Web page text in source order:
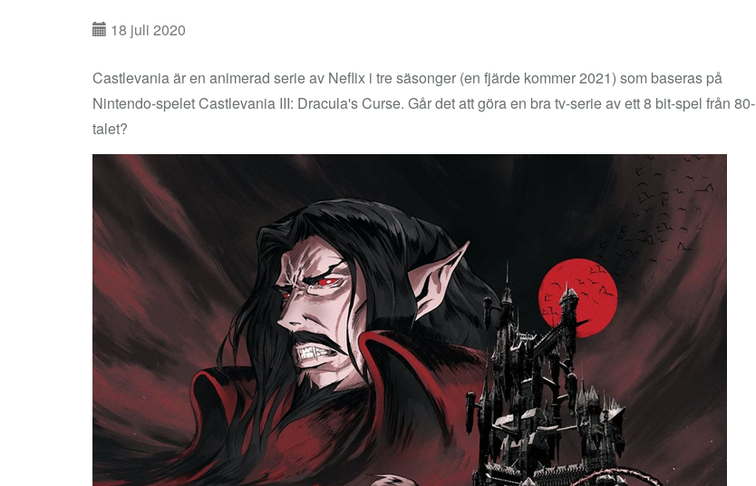
18 juli 2020
Castlevania är en animerad serie av Neflix i tre säsonger (en fjärde kommer 2021) som baseras på
Nintendo-spelet Castlevania III: Dracula's Curse. Går det att göra en bra tv-serie av ett 8 bit-spel från 80-
talet?